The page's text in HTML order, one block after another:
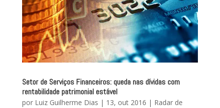
Setor de Serviços Financeiros: queda nas dívidas com
rentabilidade patrimonial estável
por Luiz Guilherme Dias | 13, out 2016 | Radar de